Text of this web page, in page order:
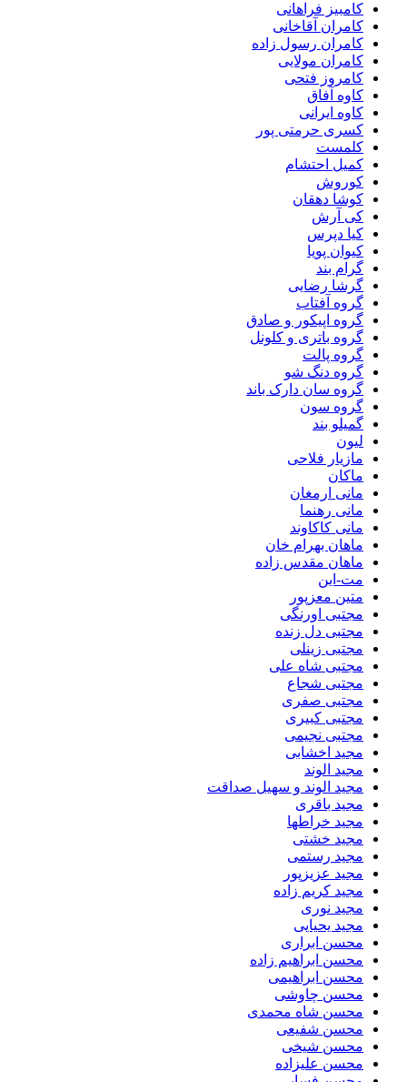
کامبیز فراهانی
کامران آقاخانی
کامران رسول زاده
کامران مولایی
کامروز فتحی
کاوه آفاق
کاوه ایرانی
کسری حرمتی پور
کلمست
کمیل احتشام
کوروش
کوشا دهقان
کی آرش
کیا دپرس
کیوان پویا
گرام بند
گرشا رضایی
گروه آفتاب
گروه اپیکور و صادق
گروه باتری و کلونل
گروه پالت
گروه دنگ شو
گروه سان دارک باند
گروه سون
گمیلو بند
لیون
مازیار فلاحی
ماکان
مانی ارمغان
مانی رهنما
مانی کاکاوند
ماهان بهرام خان
ماهان مقدس زاده
مت-این
متین معزپور
مجتبی اورنگی
مجتبی دل زنده
مجتبی زینلی
مجتبی شاه علی
مجتبی شجاع
مجتبی صفری
مجتبی کبیری
مجتبی نجیمی
مجید اخشابی
مجید الوند‎
مجید الوند و سهیل صداقت
مجید باقری
مجید خراطها
مجید خشتی
مجید رستمی
مجید عزیزپور
مجید کریم زاده
مجید نوری
مجید یحیایی
محسن ابراری
محسن ابراهیم زاده
محسن ابراهیمی
محسن چاوشی
محسن شاه محمدی
محسن شفیعی
محسن شیخی
محسن علیزاده